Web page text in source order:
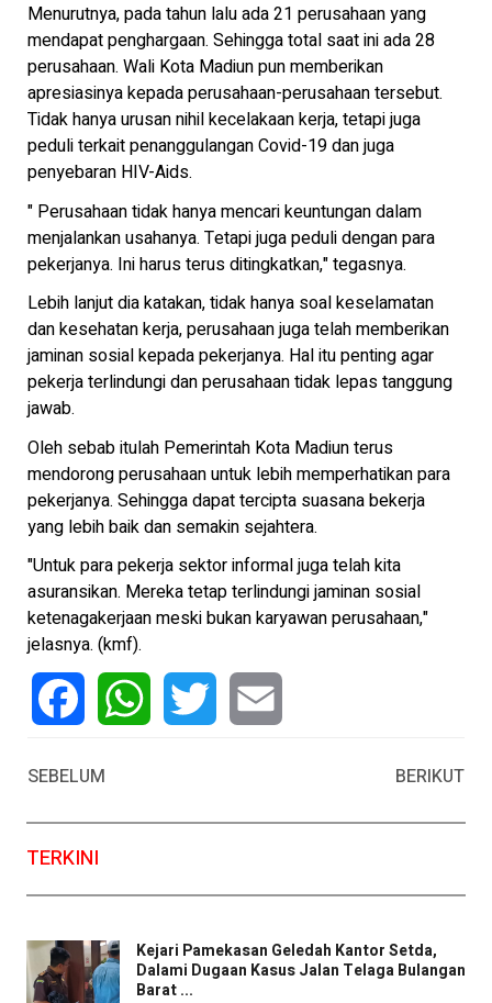
Menurutnya, pada tahun lalu ada 21 perusahaan yang
mendapat penghargaan. Sehingga total saat ini ada 28
perusahaan. Wali Kota Madiun pun memberikan
apresiasinya kepada perusahaan-perusahaan tersebut.
Tidak hanya urusan nihil kecelakaan kerja, tetapi juga
peduli terkait penanggulangan Covid-19 dan juga
penyebaran HIV-Aids.
" Perusahaan tidak hanya mencari keuntungan dalam
menjalankan usahanya. Tetapi juga peduli dengan para
pekerjanya. Ini harus terus ditingkatkan," tegasnya.
Lebih lanjut dia katakan, tidak hanya soal keselamatan
dan kesehatan kerja, perusahaan juga telah memberikan
jaminan sosial kepada pekerjanya. Hal itu penting agar
pekerja terlindungi dan perusahaan tidak lepas tanggung
jawab.
Oleh sebab itulah Pemerintah Kota Madiun terus
mendorong perusahaan untuk lebih memperhatikan para
pekerjanya. Sehingga dapat tercipta suasana bekerja
yang lebih baik dan semakin sejahtera.
"Untuk para pekerja sektor informal juga telah kita
asuransikan. Mereka tetap terlindungi jaminan sosial
ketenagakerjaan meski bukan karyawan perusahaan,"
jelasnya. (kmf).
SEBELUM
BERIKUT
TERKINI
Kejari Pamekasan Geledah Kantor Setda,
Dalami Dugaan Kasus Jalan Telaga Bulangan
Barat ...